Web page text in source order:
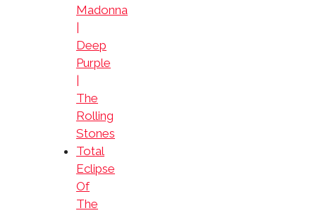
Madonna
Deep
Purple
The
Rolling
Stones
Total
Eclipse
Of
The